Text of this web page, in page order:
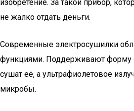
изобретение. За такой прибор,
не жалко отдать деньги.
Современные электросушилки
функциями. Поддерживают форму
сушат её, а ультрафиолетовое
микробы.